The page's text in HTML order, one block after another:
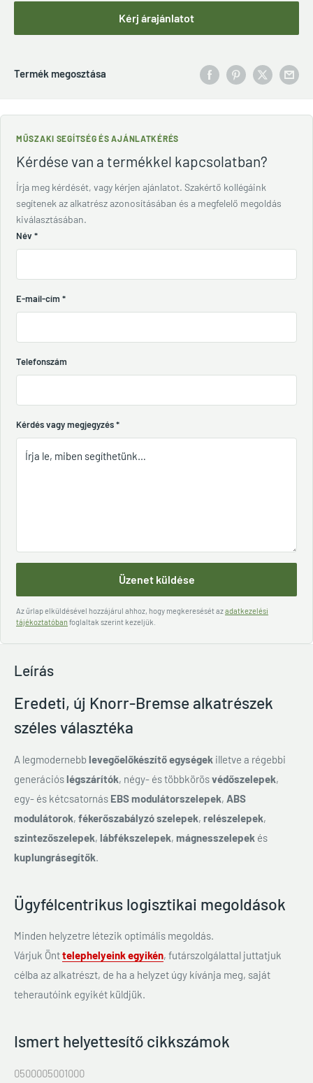
Kérj árajánlatot
Termék megosztása
MŰSZAKI SEGÍTSÉG ÉS AJÁNLATKÉRÉS
Kérdése van a termékkel kapcsolatban?
Írja meg kérdését, vagy kérjen ajánlatot. Szakértő kollégáink
segítenek az alkatrész azonosításában és a megfelelő megoldás
kiválasztásában.
Név *
E-mail-cím *
Telefonszám
Kérdés vagy megjegyzés*
Üzenet küldése
Az űrlap elküldésével hozzájárul ahhoz, hogy megkeresését azadatkezelési
tájékoztatóban foglaltak szerint kezeljük.
Leírás
Eredeti, új Knorr-Bremse alkatrészek
széles választéka
A legmodernebblevegőelőkészítő egységek illetve a régebbi
generációslégszárítók, négy- és többkörösvédőszelepek,
egy- és kétcsatornás EBS modulátorszelepek, ABS
modulátorok, fékerőszabályzó szelepek, relészelepek,
szintezőszelepek, lábfékszelepek, mágnesszelepek és
kuplungrásegítők.
Ügyfélcentrikus logisztikai megoldások
Minden helyzetre létezik optimális megoldás.
Várjuk Önttelephelyeink egyikén, futárszolgálattal juttatjuk
célba az alkatrészt, de ha a helyzet úgy kívánja meg, saját
teherautóink egyikét küldjük.
Ismert helyettesítő cikkszámok
0500005001000